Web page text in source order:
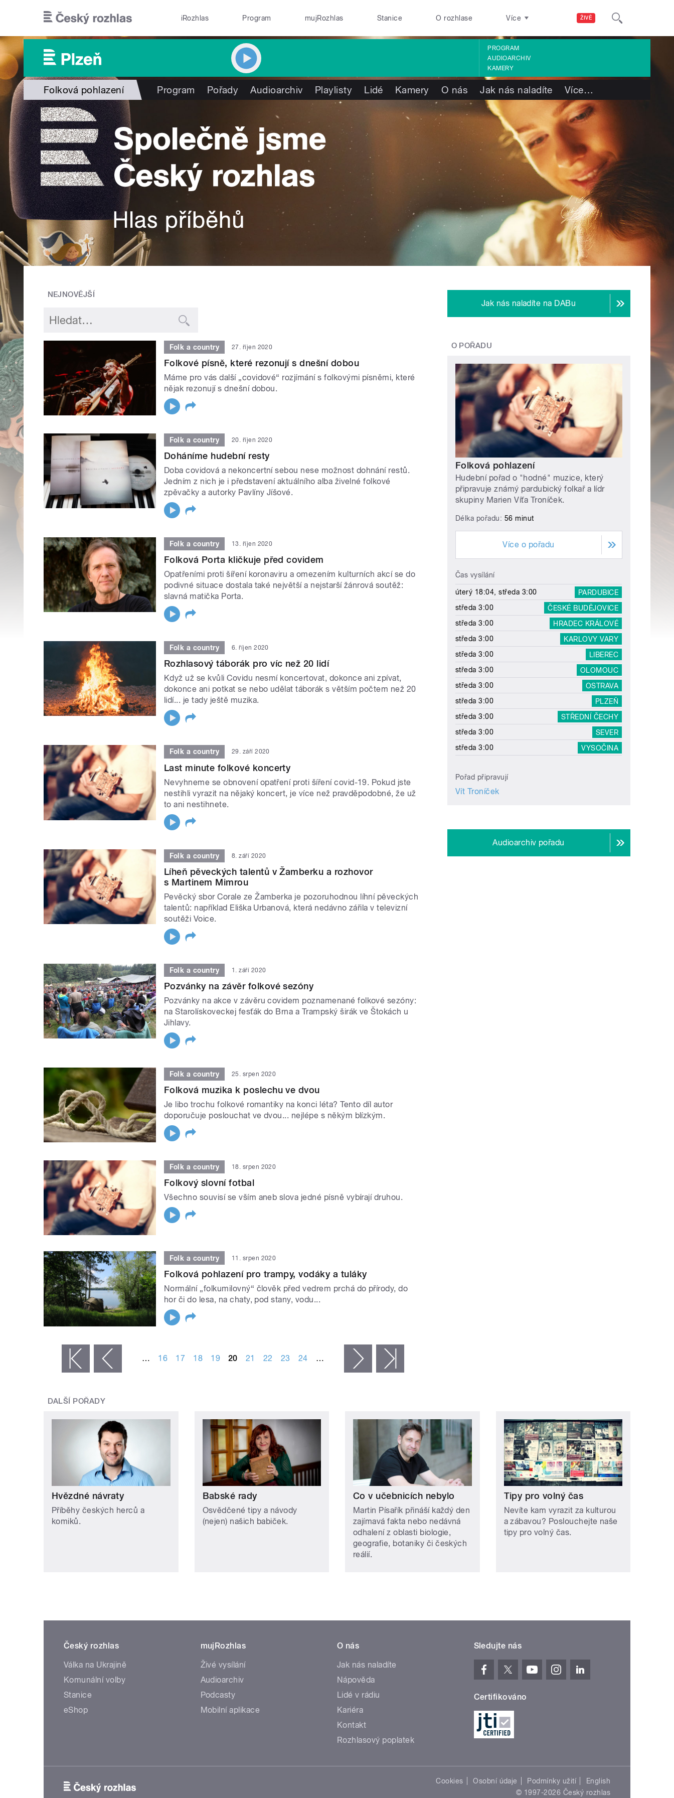
ŽIVĚ
iRozhlas Program mujRozhlas Stanice O rozhlase Více
PROGRAM
AUDIOARCHIV
KAMERY
Folková pohlazení Program Pořady Audioarchiv Playlisty Lidé Kamery O nás Jak nás naladíte Více…
NEJNOVĚJŠÍ
Folk a country 27. říjen 2020
Folkové písně, které rezonují s dnešní dobou
Máme pro vás další „covidové“ rozjímání s folkovými písněmi, které
nějak rezonují s dnešní dobou.
Folk a country 20. říjen 2020
Doháníme hudební resty
Doba covidová a nekoncertní sebou nese možnost dohnání restů.
Jedním z nich je i představení aktuálního alba živelné folkové
zpěvačky a autorky Pavlíny Jíšové.
Folk a country 13. říjen 2020
Folková Porta kličkuje před covidem
Opatřeními proti šíření koronaviru a omezením kulturních akcí se do
podivné situace dostala také největší a nejstarší žánrová soutěž:
slavná matička Porta.
Folk a country 6. říjen 2020
Rozhlasový táborák pro víc než 20 lidí
Když už se kvůli Covidu nesmí koncertovat, dokonce ani zpívat,
dokonce ani potkat se nebo udělat táborák s větším počtem než 20
lidí... je tady ještě muzika.
Folk a country 29. září 2020
Last minute folkové koncerty
Nevyhneme se obnovení opatření proti šíření covid-19. Pokud jste
nestihli vyrazit na nějaký koncert, je více než pravděpodobné, že už
to ani nestihnete.
Folk a country 8. září 2020
Líheň pěveckých talentů v Žamberku a rozhovor
s Martinem Mimrou
Pevěcký sbor Corale ze Žamberka je pozoruhodnou líhní pěveckých
talentů: například Eliška Urbanová, která nedávno zářila v televizní
soutěži Voice.
Folk a country 1. září 2020
Pozvánky na závěr folkové sezóny
Pozvánky na akce v závěru covidem poznamenané folkové sezóny:
na Starolískoveckej fesťák do Brna a Trampský širák ve Štokách u
Jihlavy.
Folk a country 25. srpen 2020
Folková muzika k poslechu ve dvou
Je libo trochu folkové romantiky na konci léta? Tento díl autor
doporučuje poslouchat ve dvou... nejlépe s někým blízkým.
Folk a country 18. srpen 2020
Folkový slovní fotbal
Všechno souvisí se vším aneb slova jedné písně vybírají druhou.
Folk a country 11. srpen 2020
Folková pohlazení pro trampy, vodáky a tuláky
Normální „folkumilovný“ člověk před vedrem prchá do přírody, do
hor či do lesa, na chaty, pod stany, vodu...
‹ předchozí … 16 17 18 19 20 21 22 23 24 … následující ›
Jak nás naladíte na DABu
O POŘADU
Folková pohlazení
Hudební pořad o "hodné" muzice, který
připravuje známý pardubický folkař a lídr
skupiny Marien Víťa Troníček.
Délka pořadu: 56 minut
Více o pořadu
Čas vysílání
úterý 18:04, středa 3:00
PARDUBICE
středa 3:00
ČESKÉ BUDĚJOVICE
středa 3:00
HRADEC KRÁLOVÉ
středa 3:00
KARLOVY VARY
středa 3:00
LIBEREC
středa 3:00
OLOMOUC
středa 3:00
OSTRAVA
středa 3:00
PLZEŇ
středa 3:00
STŘEDNÍ ČECHY
středa 3:00
SEVER
středa 3:00
VYSOČINA
Pořad připravují
Vít Troníček
Audioarchiv pořadu
DALŠÍ POŘADY
Hvězdné návraty
Příběhy českých herců a
komiků.
Babské rady
Osvědčené tipy a návody
(nejen) našich babiček.
Co v učebnicích nebylo
Martin Písařík přináší každý den
zajímavá fakta nebo nedávná
odhalení z oblasti biologie,
geografie, botaniky či českých
reálií.
Tipy pro volný čas
Nevíte kam vyrazit za kulturou
a zábavou? Poslouchejte naše
tipy pro volný čas.
Český rozhlas
Válka na Ukrajině
Komunální volby
Stanice
eShop
mujRozhlas
Živé vysílání
Audioarchiv
Podcasty
Mobilní aplikace
O nás
Jak nás naladíte
Nápověda
Lidé v rádiu
Kariéra
Kontakt
Rozhlasový poplatek
Sledujte nás
Certifikováno
Cookies Osobní údaje Podmínky užití
English
© 1997-2026 Český rozhlas